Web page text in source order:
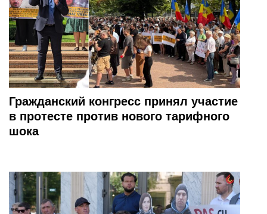
Гражданский конгресс принял участие
в протесте против нового тарифного
шока